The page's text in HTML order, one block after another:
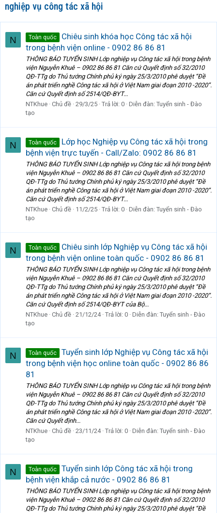
nghiệp vụ công tác xã hội
N Toàn quốc
Chiêu sinh khóa học Công tác xã hội
trong bệnh viện online - 0902 86 86 81
THÔNG BÁO TUYỂN SINH Lớp nghiệp vụ Công tác xã hội trong bệnh
viện Nguyễn Khuê – 0902 86 86 81 Căn cứ Quyết định số 32/2010
QĐ-TTg do Thủ tướng Chính phủ ký ngày 25/3/2010 phê duyệt “Đề
án phát triển nghề Công tác xã hội ở Việt Nam giai đoạn 2010 -2020”.
Căn cứ Quyết định số 2514/QĐ-BYT...
NTKhue Chủ đề 29/3/25 Trả lời: 0 Diễn đàn: Tuyển sinh - Đào
tạo
N Toàn quốc
Lớp học Nghiệp vụ Công tác xã hội trong
bệnh viện trực tuyến - Call/Zalo: 0902 86 86 81
THÔNG BÁO TUYỂN SINH Lớp nghiệp vụ Công tác xã hội trong bệnh
viện Nguyễn Khuê – 0902 86 86 81 Căn cứ Quyết định số 32/2010
QĐ-TTg do Thủ tướng Chính phủ ký ngày 25/3/2010 phê duyệt “Đề
án phát triển nghề Công tác xã hội ở Việt Nam giai đoạn 2010 -2020”.
Căn cứ Quyết định số 2514/QĐ-BYT...
NTKhue Chủ đề 11/2/25 Trả lời: 0 Diễn đàn: Tuyển sinh - Đào
tạo
N Toàn quốc
Chiêu sinh lớp Nghiệp vụ Công tác xã hội
trong bệnh viện online toàn quốc - 0902 86 86 81
THÔNG BÁO TUYỂN SINH Lớp nghiệp vụ Công tác xã hội trong bệnh
viện Nguyễn Khuê – 0902 86 86 81 Căn cứ Quyết định số 32/2010
QĐ-TTg do Thủ tướng Chính phủ ký ngày 25/3/2010 phê duyệt “Đề
án phát triển nghề Công tác xã hội ở Việt Nam giai đoạn 2010 -2020”.
Căn cứ Quyết định số 2514/QĐ-BYT của Bộ...
NTKhue Chủ đề 21/12/24 Trả lời: 0 Diễn đàn: Tuyển sinh - Đào
tạo
N Toàn quốc
Tuyển sinh lớp Nghiệp vụ Công tác xã hội
trong bệnh viện học online toàn quốc - 0902 86 86
81
THÔNG BÁO TUYỂN SINH Lớp nghiệp vụ Công tác xã hội trong bệnh
viện Nguyễn Khuê – 0902 86 86 81 Căn cứ Quyết định số 32/2010
QĐ-TTg do Thủ tướng Chính phủ ký ngày 25/3/2010 phê duyệt “Đề
án phát triển nghề Công tác xã hội ở Việt Nam giai đoạn 2010 -2020”.
Căn cứ Quyết định...
NTKhue Chủ đề 23/11/24 Trả lời: 0 Diễn đàn: Tuyển sinh - Đào
tạo
N Toàn quốc
Tuyển sinh lớp Công tác xã hội trong
bệnh viện khắp cả nước - 0902 86 86 81
THÔNG BÁO TUYỂN SINH Lớp nghiệp vụ Công tác xã hội trong bệnh
viện Nguyễn Khuê – 0902 86 86 81 Căn cứ Quyết định số 32/2010
QĐ-TTg do Thủ tướng Chính phủ ký ngày 25/3/2010 phê duyệt “Đề